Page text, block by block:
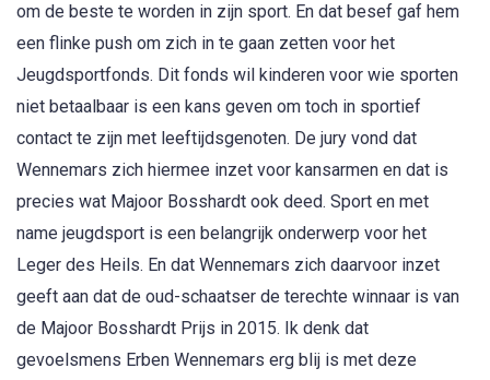
om de beste te worden in zijn sport. En dat besef gaf hem
een flinke push om zich in te gaan zetten voor het
Jeugdsportfonds. Dit fonds wil kinderen voor wie sporten
niet betaalbaar is een kans geven om toch in sportief
contact te zijn met leeftijdsgenoten. De jury vond dat
Wennemars zich hiermee inzet voor kansarmen en dat is
precies wat Majoor Bosshardt ook deed. Sport en met
name jeugdsport is een belangrijk onderwerp voor het
Leger des Heils. En dat Wennemars zich daarvoor inzet
geeft aan dat de oud-schaatser de terechte winnaar is van
de Majoor Bosshardt Prijs in 2015. Ik denk dat
gevoelsmens Erben Wennemars erg blij is met deze